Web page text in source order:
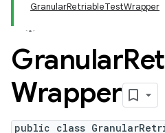
GranularRetriableTestWrapper
Granular
Wrapper
public class